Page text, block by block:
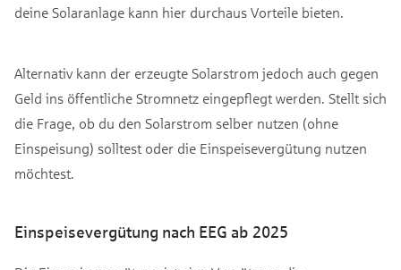
deine Solaranlage kann hier durchaus Vorteile bieten.
Alternativ kann der erzeugte Solarstrom jedoch auch gegen
Geld ins öffentliche Stromnetz eingepflegt werden. Stellt sich
die Frage, ob du den Solarstrom selber nutzen (ohne
Einspeisung) solltest oder die Einspeisevergütung nutzen
möchtest.
Einspeisevergütung nach EEG ab 2025